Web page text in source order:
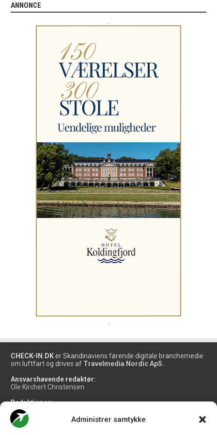
Administrer samtykke
ANNONCE
CHECK-IN.DK er Skandinaviens førende digitale branchemedie
om luftfart og drives af Travelmedia Nordic ApS.
Ansvarshavende redaktør:
Ole Kirchert Christensen
Redaktionen:
Christian Granhøj Skouboe
Henrik Baumgarten
Danny Longhi Andreasen